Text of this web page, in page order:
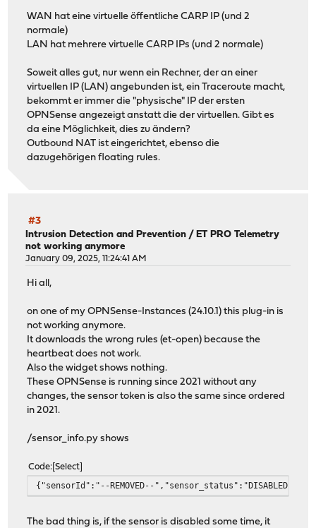
WAN hat eine virtuelle öffentliche CARP IP (und 2
normale)
LAN hat mehrere virtuelle CARP IPs (und 2 normale)
Soweit alles gut, nur wenn ein Rechner, der an einer
virtuellen IP (LAN) angebunden ist, ein Traceroute macht,
bekommt er immer die "physische" IP der ersten
OPNSense angezeigt anstatt die der virtuellen. Gibt es
da eine Möglichkeit, dies zu ändern?
Outbound NAT ist eingerichtet, ebenso die
dazugehörigen floating rules.
#3
Intrusion Detection and Prevention /ET PRO Telemetry
not working anymore
January 09, 2025, 11:24:41 AM
Hi all,
on one of my OPNSense-Instances (24.10.1) this plug-in is
not working anymore.
It downloads the wrong rules (et-open) because the
heartbeat does not work.
Also the widget shows nothing.
These OPNSense is running since 2021 without any
changes, the sensor token is also the same since ordered
in 2021.
/sensor_info.py shows
Code Select
{"sensorId":"--REMOVED--
The bad thing is, if the sensor is disabled some time, it